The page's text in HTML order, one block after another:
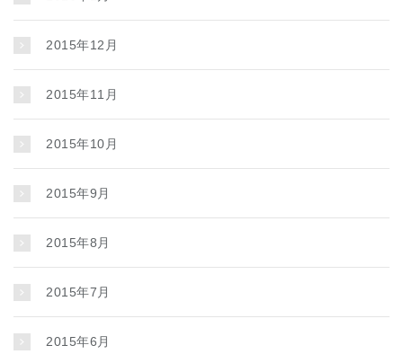
2015年12月
2015年11月
2015年10月
2015年9月
2015年8月
2015年7月
2015年6月